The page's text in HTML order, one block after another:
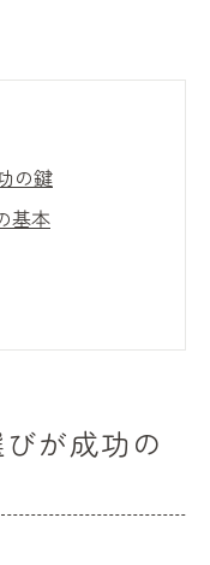
の鍵
基本
ト
方法
菜園土の基本
が成功の